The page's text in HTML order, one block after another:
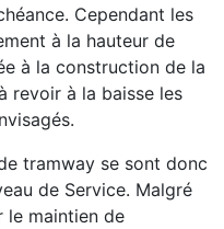
Cependant les
à la hauteur de
à la construction de la
revoir à la baisse les
tramway se sont donc
de Service. Malgré
le maintien de